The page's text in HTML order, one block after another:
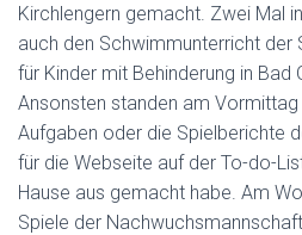
Kirchlengern gemacht. Zwei Mal
auch den Schwimmunterricht der
für Kinder mit Behinderung in Bad
Ansonsten standen am
Aufgaben oder die Spielberichte
für die Webseite auf der To-do-
Hause aus gemacht habe. Am
Spiele der